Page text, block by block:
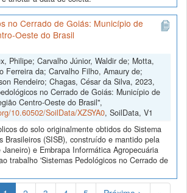
no Cerrado de Goiás: Município de
Oeste do Brasil
Philipe; Carvalho Júnior, Waldir de; Motta,
Ferreira da; Carvalho Filho, Amaury de;
Rendeiro; Chagas, César da Silva, 2023,
no Cerrado de Goiás: Município de
Centro-Oeste do Brasil",
10.60502/SoilData/XZSYA0, SoilData, V1
do solo originalmente obtidos do Sistema
Brasileiros (SISB), construído e mantido pela
e Embrapa Informática Agropecuária
trabalho 'Sistemas Pedológicos no Cerrado de